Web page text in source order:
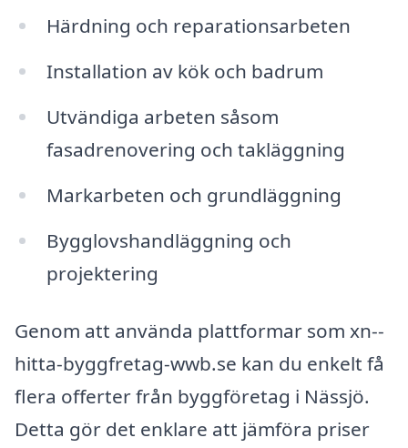
Härdning och reparationsarbeten
Installation av kök och badrum
Utvändiga arbeten såsom
fasadrenovering och takläggning
Markarbeten och grundläggning
Bygglovshandläggning och
projektering
Genom att använda plattformar som xn--
hitta-byggfretag-wwb.se kan du enkelt få
flera offerter från byggföretag i Nässjö.
Detta gör det enklare att jämföra priser